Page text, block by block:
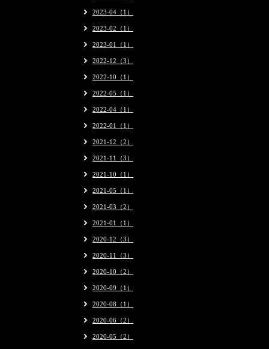
2023-04（1）
2023-02（1）
2023-01（1）
2022-12（3）
2022-10（1）
2022-05（1）
2022-04（1）
2022-01（1）
2021-12（2）
2021-11（3）
2021-10（1）
2021-05（1）
2021-03（2）
2021-01（1）
2020-12（3）
2020-11（3）
2020-10（2）
2020-09（1）
2020-08（1）
2020-06（2）
2020-05（2）